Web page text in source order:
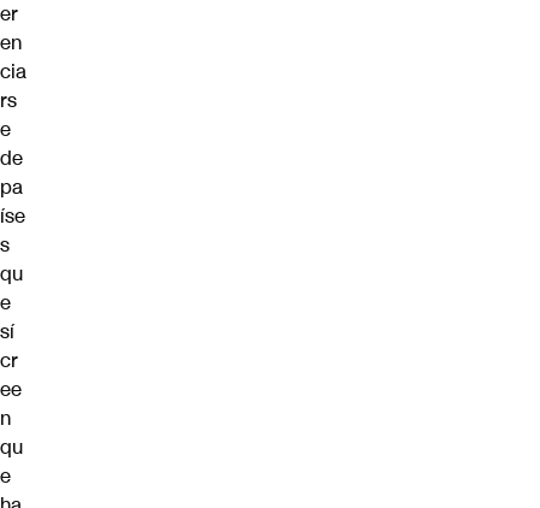
er
en
cia
rs
e
de
pa
íse
s
qu
e
sí
cr
ee
n
qu
e